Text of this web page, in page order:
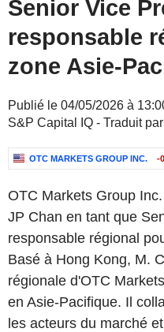
Senior Vice
responsable
zone Asie-
Publié le 04/05/2026 à
S&P Capital IQ - Traduit
OTC MARKETS GROUP INC. -
OTC Markets Group
JP Chan en tant que
responsable régional
Basé à Hong Kong, M.
régionale d'OTC
en Asie-Pacifique. Il
les acteurs du marché